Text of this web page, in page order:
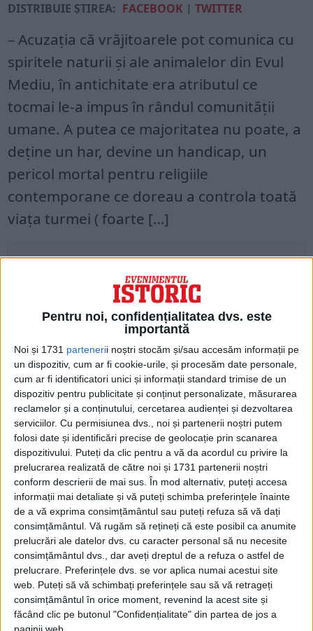
Pentru noi, confidențialitatea dvs. este
importantă
Noi și 1731 partenerii noștri stocăm și/sau accesăm informații pe
un dispozitiv, cum ar fi cookie-urile, și procesăm date personale,
cum ar fi identificatori unici și informații standard trimise de un
dispozitiv pentru publicitate și conținut personalizate, măsurarea
reclamelor și a conținutului, cercetarea audienței și dezvoltarea
serviciilor. Cu permisiunea dvs., noi și partenerii noștri putem
folosi date și identificări precise de geolocație prin scanarea
dispozitivului. Puteți da clic pentru a vă da acordul cu privire la
prelucrarea realizată de către noi și 1731 partenerii noștri
conform descrierii de mai sus. În mod alternativ, puteți accesa
informații mai detaliate și vă puteți schimba preferințele înainte
de a vă exprima consimțământul sau puteți refuza să vă dați
consimțământul. Vă rugăm să rețineți că este posibil ca anumite
prelucrări ale datelor dvs. cu caracter personal să nu necesite
consimțământul dvs., dar aveți dreptul de a refuza o astfel de
prelucrare. Preferințele dvs. se vor aplica numai acestui site
web. Puteți să vă schimbați preferințele sau să vă retrageți
consimțământul în orice moment, revenind la acest site și
făcând clic pe butonul "Confidențialitate" din partea de jos a
DISTRIBUIE ȘTIREA: FACEBOOK |TWITTER
– Acuzația că vrăjitoarele pot comunica cu
spiritele naturii și ale animalelor din Evul
Mediu, în antichitate era atributul ce
tocmai le-a impus în rândul comunității
umane. A putea ce majoritatea nu poate, a
deține un har, devine un handicap, un
pericol mortal pentru religiile
contemporane ce doreau a controla toată
viața turmei ( foarte […]
Acces restricționat. Dacă doriți să citiți
acest articol, mergeți pe
edituradecarte.roși achiziționați ediția
Ianuarie 2021
Pagini:123
Din ultima ediție ...
Regina României
Carol al II-lea și acțiunile sale care au ruinat
România Mare
Afaceri oneroase care au marcat România
modernă: Strousberg și Hallier
ETICHETE:
PUBLICAT IN CATEGORIILE: IANUARIE 2021
DISTRIBUIE ȘTIREA:
FACEBOOK
TWITTER
DACĂ VA PLAC MATERIALELE PUBLICATE, VA INVITĂM SĂ NE URMĂRIȚI
ȘI PE
PAGINA NOASTRĂ DE FACEBOOK